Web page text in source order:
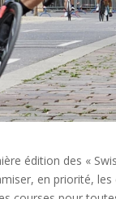
édition des «
en priorité,